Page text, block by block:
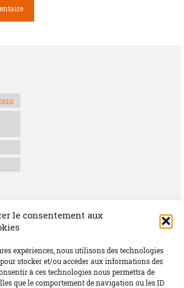
le consentement aux
expériences, nous utilisons des technologies
stocker et/ou accéder aux informations des
à ces technologies nous permettra de
que le comportement de navigation ou les ID
Houphouët-Boigny